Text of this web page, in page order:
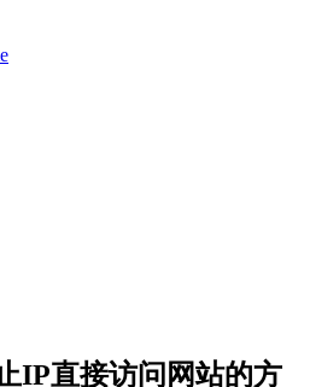
IP直接访问网站的方